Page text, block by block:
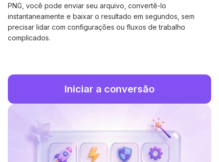
PNG, você pode enviar seu arquivo, convertê-lo
instantaneamente e baixar o resultado em segundos, sem
precisar lidar com configurações ou fluxos de trabalho
complicados.
Iniciar a conversão